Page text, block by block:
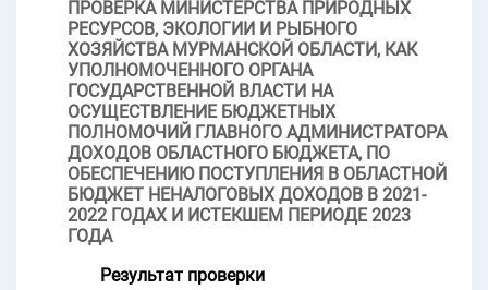
ПРОВЕРКА МИНИСТЕРСТВА ПРИРОДНЫХ
РЕСУРСОВ, ЭКОЛОГИИ И РЫБНОГО
ХОЗЯЙСТВА МУРМАНСКОЙ ОБЛАСТИ, КАК
УПОЛНОМОЧЕННОГО ОРГАНА
ГОСУДАРСТВЕННОЙ ВЛАСТИ НА
ОСУЩЕСТВЛЕНИЕ БЮДЖЕТНЫХ
ПОЛНОМОЧИЙ ГЛАВНОГО АДМИНИСТРАТОРА
ДОХОДОВ ОБЛАСТНОГО БЮДЖЕТА, ПО
ОБЕСПЕЧЕНИЮ ПОСТУПЛЕНИЯ В ОБЛАСТНОЙ
БЮДЖЕТ НЕНАЛОГОВЫХ ДОХОДОВ В 2021-
2022 ГОДАХ И ИСТЕКШЕМ ПЕРИОДЕ 2023
ГОДА
Результат проверки